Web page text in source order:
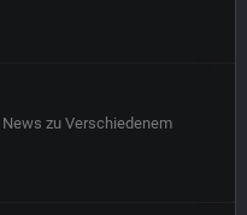
News zu Verschiedenem